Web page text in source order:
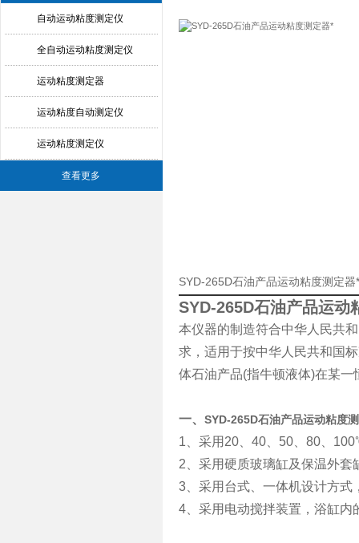
自动运动粘度测定仪
全自动运动粘度测定仪
运动粘度测定器
运动粘度自动测定仪
运动粘度测定仪
查看更多
SYD-265D石油产品运动粘度测定
SYD-265D石油产品运动
本仪器的制造符合中华人民共
求，适用于按中华人民共和国
体石油产品(指牛顿液体)在某
一、 SYD-265D石油产品运动粘度
1、采用20、40、50、80、
2、采用硬质玻璃缸及保温外
3、采用台式、一体机设计方式
4、采用电动搅拌装置，浴缸内